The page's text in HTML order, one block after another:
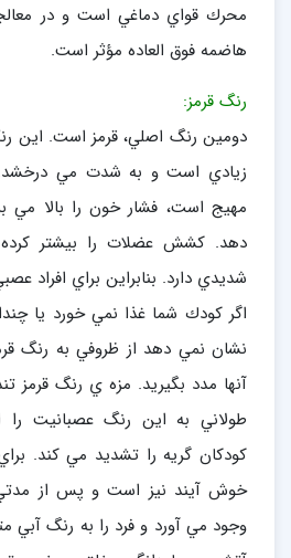
محرك قواي دماغي است و در
هاضمه فوق العاده مؤثر است.
رنگ قرمز:
دومين رنگ اصلي، قرمز است. اين
زيادي است و به شدت مي
مهيج است، فشار خون را بالا
دهد. كشش عضلات را بيشتر
شديدي دارد. بنابراين براي افراد
اگر كودك شما غذا نمي خورد يا
نشان نمي دهد از ظروفي به رنگ
آنها مدد بگيريد. مزه ي رنگ قرمز
طولاني به اين رنگ عصبانيت
كودكان گريه را تشديد مي كند.
خوش آيند نيز است و پس از مدتي
وجود مي آورد و فرد را به رنگ آبي